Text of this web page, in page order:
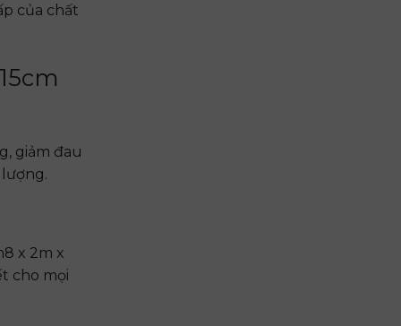
của chất
giảm đau
lượng.
x 2m x
cho mọi